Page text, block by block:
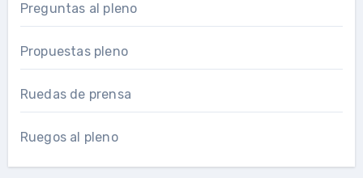
Preguntas al pleno
Propuestas pleno
Ruedas de prensa
Ruegos al pleno